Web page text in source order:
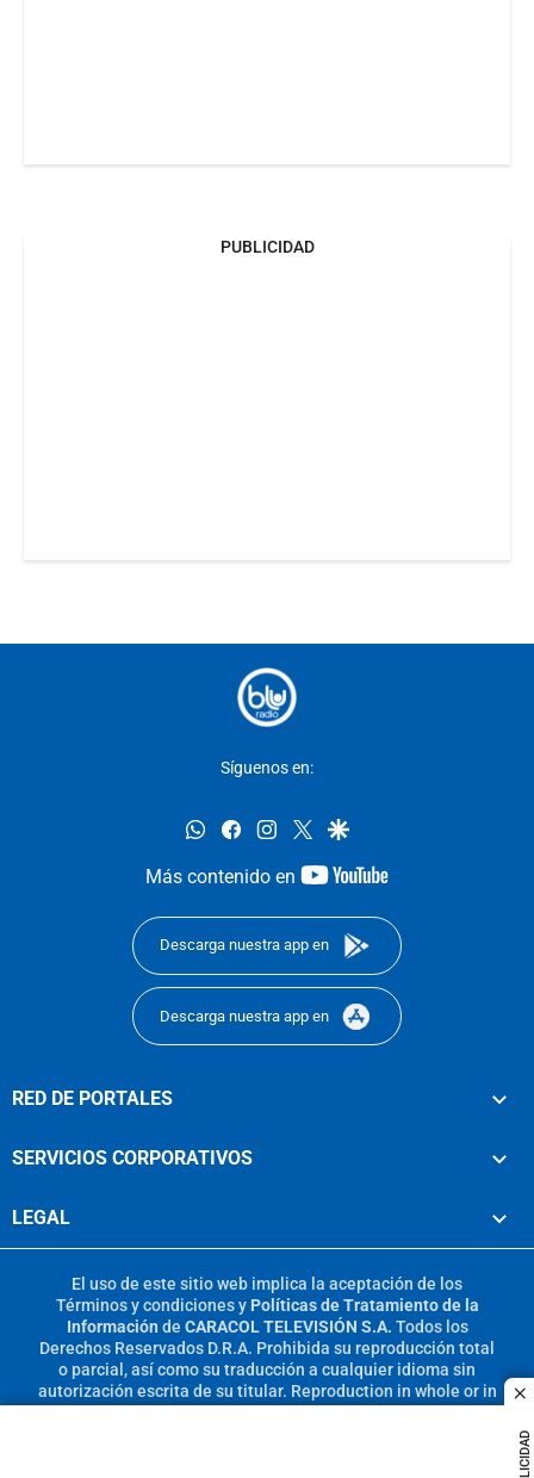
PUBLICIDAD
Síguenos en:
whatsappfacebookinstagram
twittergoogle
Más contenido en
youtube-
Descarga nuestra app en
Descarga nuestra app en
RED DE PORTALES
SERVICIOS CORPORATIVOS
LEGAL
El uso de este sitio web implica la aceptación de los
Términos y condicionesy Políticas de Tratamiento de la
Información de CARACOL TELEVISIÓN S.A. Todos los
Derechos Reservados D.R.A. Prohibida su reproducción total
o parcial, así como su traducción a cualquier idioma sin
autorización escrita de su titular. Reproduction in whole or in